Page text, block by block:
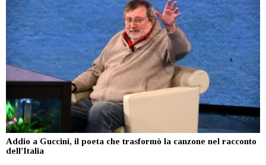
Addio a Guccini, il poeta che trasformò la canzone nel racconto
dell’Italia